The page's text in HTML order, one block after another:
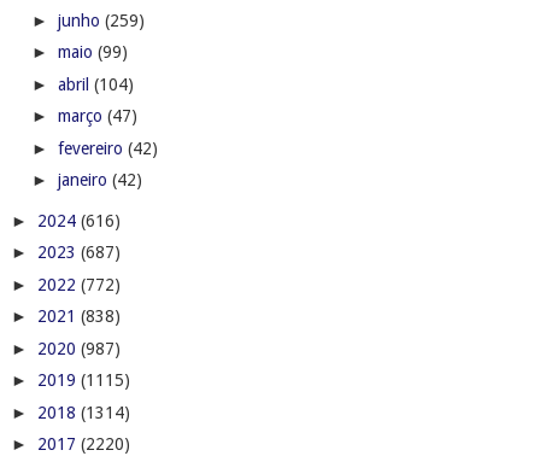
► junho (259)
► maio (99)
► abril (104)
► março (47)
► fevereiro (42)
► janeiro (42)
► 2024 (616)
► 2023 (687)
► 2022 (772)
► 2021 (838)
► 2020 (987)
► 2019 (1115)
► 2018 (1314)
► 2017 (2220)